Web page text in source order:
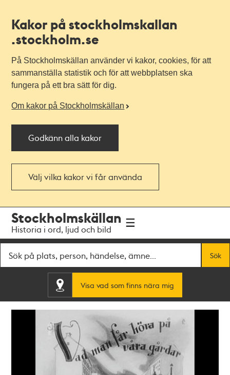
Kakor på stockholmskallan
.stockholm.se
På Stockholmskällan använder vi kakor, cookies, för att
sammanställa statistik och för att webbplatsen ska
fungera på ett bra sätt för dig.
Om kakor på Stockholmskällan
Godkänn alla kakor
Välj vilka kakor vi får använda
navigationen
huvudinnehållet
Stockholmskällan
Historia i ord, ljud och bild
Sök
Visa vad som finns nära mig